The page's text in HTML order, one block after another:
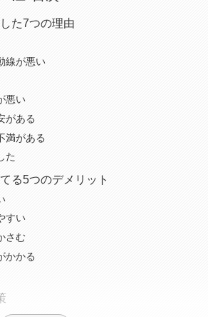
た7つの理由
線が悪い
悪い
がある
満がある
た
る5つのデメリット
すい
さむ
かかる